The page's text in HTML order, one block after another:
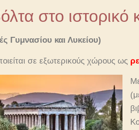
στο ιστορικό
Γυμνασίου και Λυκείου)
σε εξωτερικούς χώρους ως